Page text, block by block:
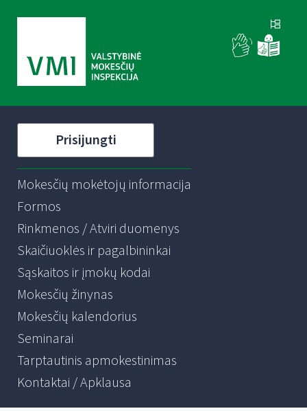
Prisijungti
Mokesčių mokėtojų informacija
Formos
Rinkmenos / Atviri duomenys
Skaičiuoklės ir pagalbininkai
Sąskaitos ir įmokų kodai
Mokesčių žinynas
Mokesčių kalendorius
Seminarai
Tarptautinis apmokestinimas
Kontaktai / Apklausa